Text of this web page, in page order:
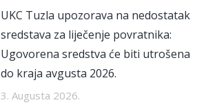
UKC Tuzla upozorava na nedostatak
sredstava za liječenje povratnika:
Ugovorena sredstva će biti utrošena
do kraja avgusta 2026.
3. Augusta 2026.